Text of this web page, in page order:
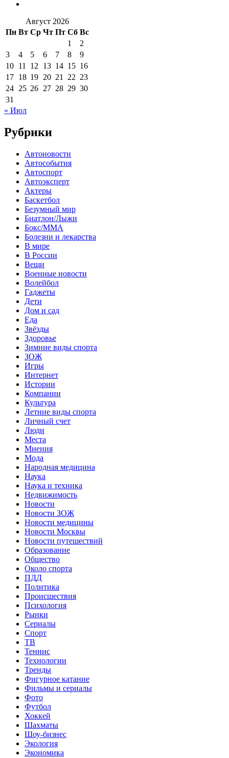
Август 2026
Пн Вт Ср Чт Пт Сб Вс
1
2
3
4 5 6 7 8
9
10 11 12 13 14 15 16
17 18 19 20 21 22 23
24 25 26 27 28 29 30
31
« Июл
Рубрики
Автоновости
Автособытия
Автоспорт
Автоэксперт
Актеры
Баскетбол
Безумный мир
Биатлон/Лыжи
Бокс/MMA
Болезни и лекарства
В мире
В России
Вещи
Военные новости
Волейбол
Гаджеты
Дети
Дом и сад
Еда
Звёзды
Здоровье
Зимние виды спорта
ЗОЖ
Игры
Интернет
Истории
Компании
Культура
Летние виды спорта
Личный счет
Люди
Места
Мнения
Мода
Народная медицина
Наука
Наука и техника
Недвижимость
Новости
Новости ЗОЖ
Новости медицины
Новости Москвы
Новости путешествий
Образование
Общество
Около спорта
ПДД
Политика
Происшествия
Психология
Рынки
Сериалы
Спорт
ТВ
Теннис
Технологии
Тренды
Фигурное катание
Фильмы и сериалы
Фото
Футбол
Хоккей
Шахматы
Шоу-бизнес
Экология
Экономика